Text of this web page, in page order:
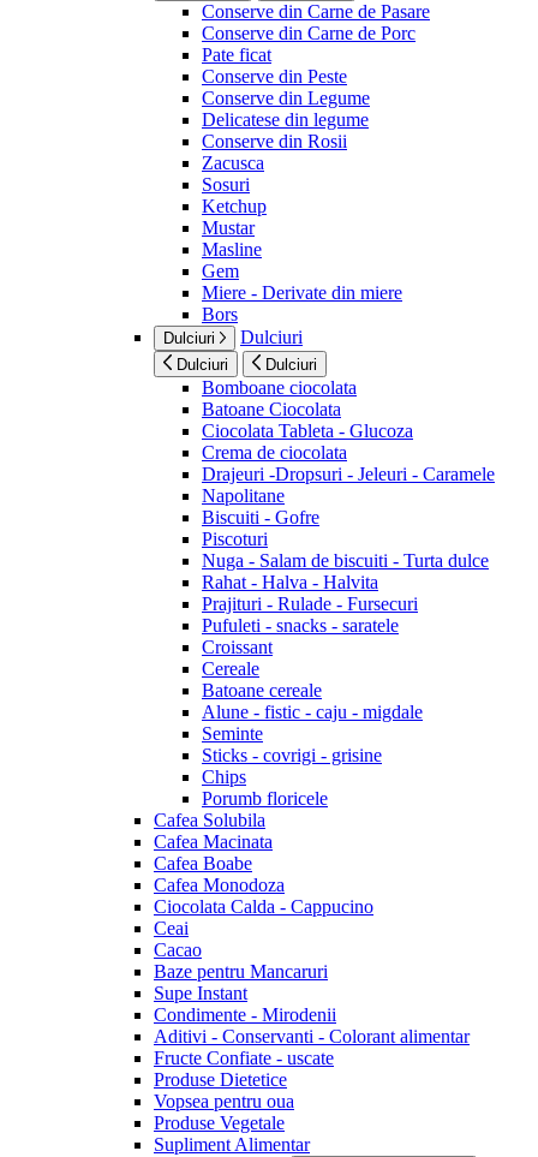
Conserve din Carne de Pasare
Conserve din Carne de Porc
Pate ficat
Conserve din Peste
Conserve din Legume
Delicatese din legume
Conserve din Rosii
Zacusca
Sosuri
Ketchup
Mustar
Masline
Gem
Miere - Derivate din miere
Bors
Dulciuri Dulciuri
Dulciuri Dulciuri
Bomboane ciocolata
Batoane Ciocolata
Ciocolata Tableta - Glucoza
Crema de ciocolata
Drajeuri -Dropsuri - Jeleuri - Caramele
Napolitane
Biscuiti - Gofre
Piscoturi
Nuga - Salam de biscuiti - Turta dulce
Rahat - Halva - Halvita
Prajituri - Rulade - Fursecuri
Pufuleti - snacks - saratele
Croissant
Cereale
Batoane cereale
Alune - fistic - caju - migdale
Seminte
Sticks - covrigi - grisine
Chips
Porumb floricele
Cafea Solubila
Cafea Macinata
Cafea Boabe
Cafea Monodoza
Ciocolata Calda - Cappucino
Ceai
Cacao
Baze pentru Mancaruri
Supe Instant
Condimente - Mirodenii
Aditivi - Conservanti - Colorant alimentar
Fructe Confiate - uscate
Produse Dietetice
Vopsea pentru oua
Produse Vegetale
Supliment Alimentar